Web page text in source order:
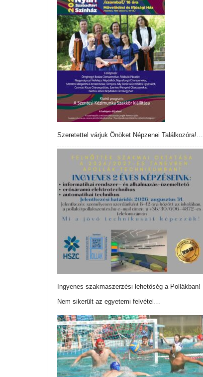
Szeretettel várjuk Önöket Népzenei Találkozóra!…
Ingyenes szakmaszerzési lehetőség a Pollákban!
Nem sikerült az egyetemi felvétel…